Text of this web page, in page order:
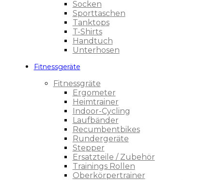
Socken
Sporttaschen
Tanktops
T-Shirts
Handtuch
Unterhosen
Fitnessgeräte
Fitnessgräte
Ergometer
Heimtrainer
Indoor-Cycling
Laufbänder
Recumbentbikes
Rundergeräte
Stepper
Ersatzteile / Zubehör
Trainings Rollen
Oberkörpertrainer